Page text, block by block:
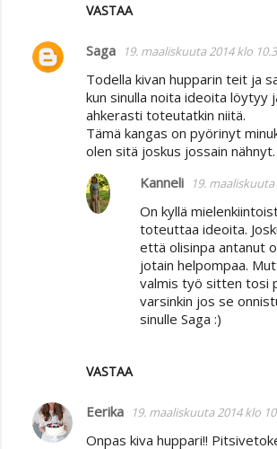
VASTAA
Saga 19. maaliskuuta 2014 klo
Todella kivan hupparin teit ja
kun sinulla noita ideoita löytyy
ahkerasti toteutatkin niitä.
Tämä kangas on pyörinyt
olen sitä joskus jossain nähnyt.
VASTAA
Kanneli 19.
On kyllä
toteuttaa ideoita.
että olisinpa antanut
jotain helpompaa.
valmis työ sitten tosi
varsinkin jos se
sinulle Saga :)
Eerika 19. maaliskuuta 2014 klo
Onpas kiva huppari!!